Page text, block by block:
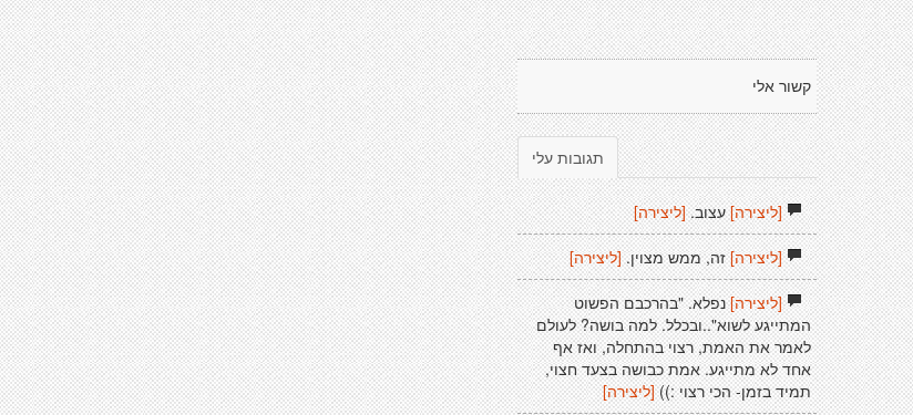
קשור אלי
תגובות עלי
[ליצירה]עצוב. [ליצירה]
[ליצירה]זה, ממש מצוין. [ליצירה]
[ליצירה]נפלא. "בהרכבם הפשוט
המתייגע לשוא"..ובכלל. למה בושה? לעולם
לאמר את האמת, רצוי בהתחלה, ואז אף
אחד לא מתייגע. אמת כבושה בצעד חצוי,
תמיד בזמן- הכי רצוי :)) [ליצירה]